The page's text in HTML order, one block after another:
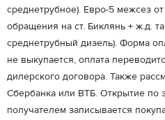
среднетрубное). Евро-5 межсез
обращения на ст. Биклянь + ж.д.
среднетрубный дизель). Форма
не выкупается, оплата
дилерского договора. Также
Сбербанка или ВТБ. Открытие по
получателем записывается